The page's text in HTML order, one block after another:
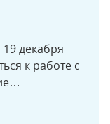
декабря
к работе с